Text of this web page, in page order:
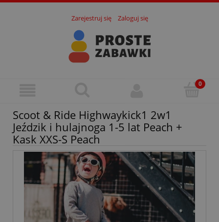
Zarejestruj się Zaloguj się
Scoot & Ride Highwaykick1 2w1
Jeździk i hulajnoga 1-5 lat Peach +
Kask XXS-S Peach